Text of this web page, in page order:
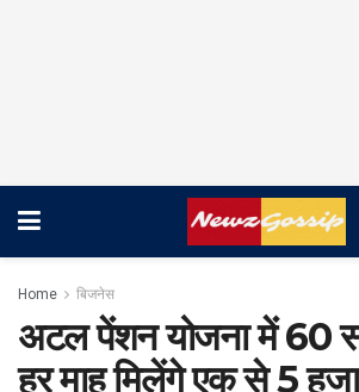
Home बिजनेस
अटल पेंशन योजना में 60
हर माह मिलेंगे एक से 5